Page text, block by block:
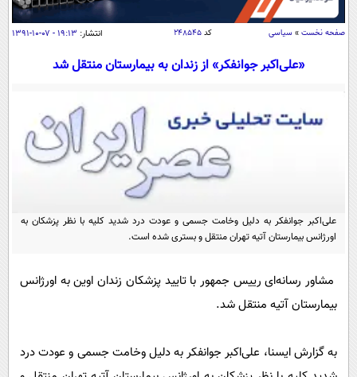
اقتصاد
اقتصادی
جامعه
حوادث
یک برش دانایی
سفر و تفریح
بین الملل
علم و دانش
علمی
گوناگون
باشگاه مغز
اقتصاد
عصر ایران 2
پیامک
صفحه نخست » سیاسی کد۲۴۸۵۴۵ انتشار: ۱۹:۱۳ - ۰۷-۱۰-۱۳۹۱
«علی‌اکبر جوانفکر» از زندان به بیمارستان منتقل شد
علی‌اکبر جوانفکر به دلیل وخامت جسمی و عودت درد شدید کلیه با نظر پزشکان به
اورژانس بیمارستان آتیه تهران منتقل و بستری شده است.
مشاور رسانه‌ای رییس جمهور با تایید پزشکان زندان اوین به اورژانس
بیمارستان آتیه منتقل شد.
به گزارش ایسنا، علی‌اکبر جوانفکر به دلیل وخامت جسمی و عودت درد